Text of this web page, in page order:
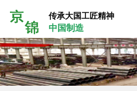
传承大国工匠精神
中国制造